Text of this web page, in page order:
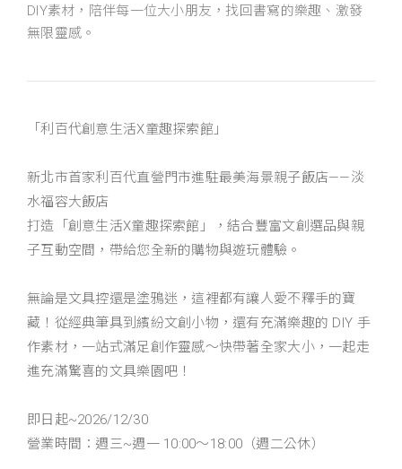
DIY素材，陪伴每一位大小朋友，找回書寫的樂趣、激發
無限靈感。
「利百代創意生活X童趣探索館」
新北市首家利百代直營門市進駐最美海景親子飯店——淡
水福容大飯店
打造「創意生活X童趣探索館」，結合豐富文創選品與親
子互動空間，帶給您全新的購物與遊玩體驗。
無論是文具控還是塗鴉迷，這裡都有讓人愛不釋手的寶
藏！從經典筆具到繽紛文創小物，還有充滿樂趣的 DIY 手
作素材，一站式滿足創作靈感～快帶著全家大小，一起走
進充滿驚喜的文具樂園吧！
即日起~2026/12/30
營業時間：週三~週一 10:00～18:00（週二公休）